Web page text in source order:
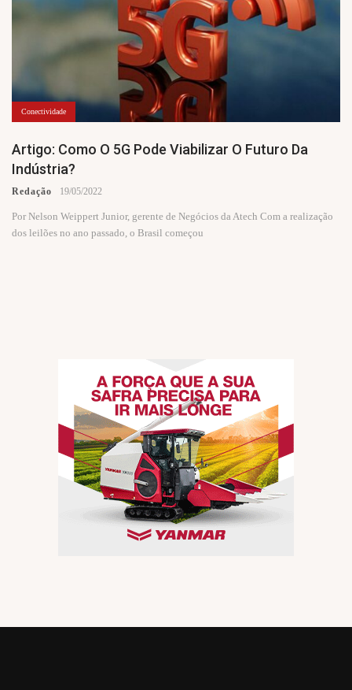
Conectividade
Artigo: Como O 5G Pode Viabilizar O Futuro Da
Indústria?
Redação 19/05/2022
Por Nelson Weippert Junior, gerente de Negócios da Atech Com a realização
dos leilões no ano passado, o Brasil começou